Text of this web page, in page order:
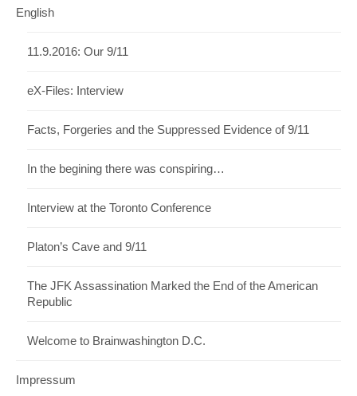
English
11.9.2016: Our 9/11
eX-Files: Interview
Facts, Forgeries and the Suppressed Evidence of 9/11
In the begining there was conspiring…
Interview at the Toronto Conference
Platon’s Cave and 9/11
The JFK Assassination Marked the End of the American
Republic
Welcome to Brainwashington D.C.
Impressum